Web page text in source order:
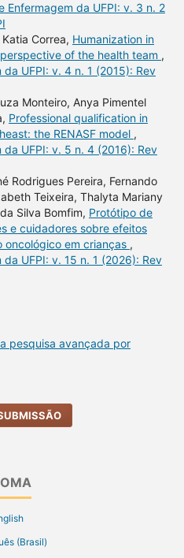
Enfermagem da UFPI: v. 3 n. 2
Correa, Humanization in
of the health team ,
UFPI: v. 4 n. 1 (2015): Rev
Monteiro, Anya Pimentel
Professional qualification in
the RENASF model ,
da UFPI: v. 5 n. 4 (2016): Rev
Rodrigues Pereira, Fernando
Teixeira, Thalyta Mariany
Silva Bomfim, Protótipo de
e cuidadores sobre efeitos
em crianças ,
UFPI: v. 15 n. 1 (2026): Rev
pesquisa avançada por
(Brasil)